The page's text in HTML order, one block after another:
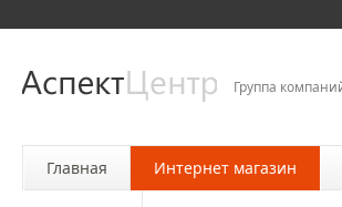
Группа
Главная Интернет магазин